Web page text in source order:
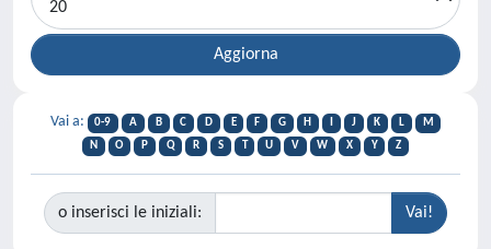
Vai a: 0-9 A B C D E F G H J K L
M
N
O P Q R S T U V W X Y Z
o inserisci le iniziali: